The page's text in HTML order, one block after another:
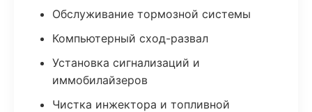
Обслуживание тормозной системы
Компьютерный сход-развал
Установка сигнализаций и
иммобилайзеров
Чистка инжектора и топливной